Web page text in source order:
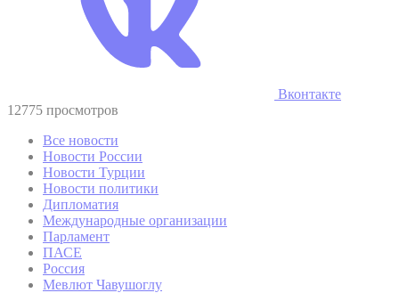
Вконтакте
12775 просмотров
Все новости
Новости России
Новости Турции
Новости политики
Дипломатия
Международные организации
Парламент
ПАСЕ
Россия
Мевлют Чавушоглу